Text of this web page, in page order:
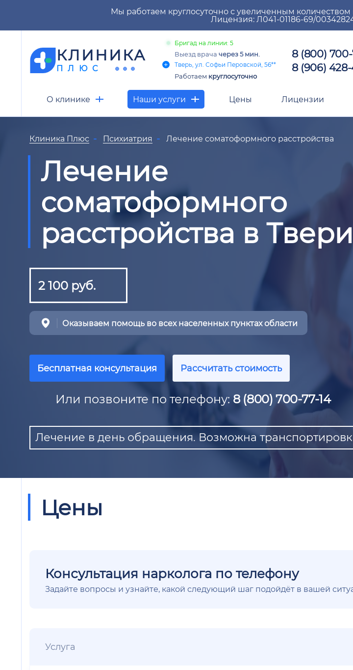
Мы работаем круглосуточно с увеличенным
Лицензия: Л041-01186-69/
КЛИНИКА
ПЛЮС
Бригад на линии: 5
Выезд врача через 5 мин.
Тверь, ул. Софьи Перовской, 56**
Работаем круглосуточно
8 (800) 700-
8 (906)
О клинике Наши услуги Цены Лицензии
Клиника Плюс Психиатрия Лечение соматоформного расстройства
Лечение
соматоформного
расстройства в Твери
2 100 руб.
Оказываем помощь во всех населенных пунктах области
Бесплатная консультация Рассчитать стоимость
Или позвоните по телефону: 8 (800) 700-77-14
Лечение в день обращения. Возможна
Цены
Консультация нарколога по телефону
Задайте вопросы и узнайте, какой следующий шаг подойдёт в вашей
Услуга